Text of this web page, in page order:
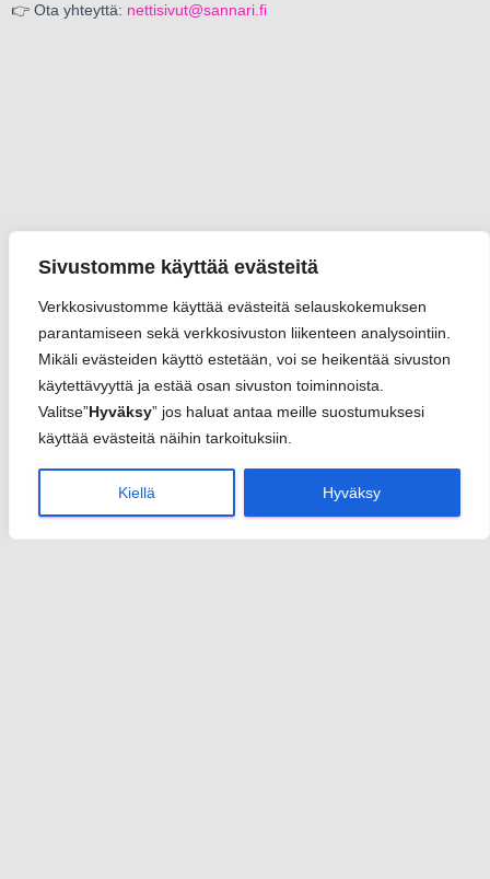
Sivustomme käyttää evästeitä
Verkkosivustomme käyttää evästeitä selauskokemuksen
parantamiseen sekä verkkosivuston liikenteen analysointiin.
Mikäli evästeiden käyttö estetään, voi se heikentää sivuston
käytettävyyttä ja estää osan sivuston toiminnoista.
Valitse”Hyväksy” jos haluat antaa meille suostumuksesi
käyttää evästeitä näihin tarkoituksiin.
Kiellä Hyväksy
👉 Ota yhteyttä: nettisivut@sannari.fi